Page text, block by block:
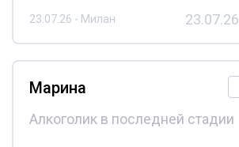
23.07.26 - Милан 23.07.26
Марина
Алкоголик в последней стадии